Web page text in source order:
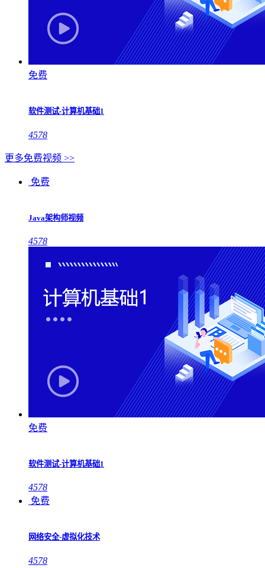
免费
软件测试-计算机基础1
4578
更多免费视频 >>
免费
Java架构师视频
4578
免费
软件测试-计算机基础1
4578
免费
网络安全-虚拟化技术
4578